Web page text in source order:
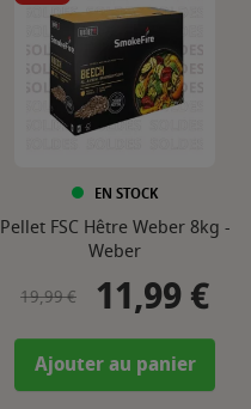
EN STOCK
Pellet FSC Hêtre Weber 8kg -
Weber
Prix de base
19,99 € Prix
11,99 €
Ajouter au panier